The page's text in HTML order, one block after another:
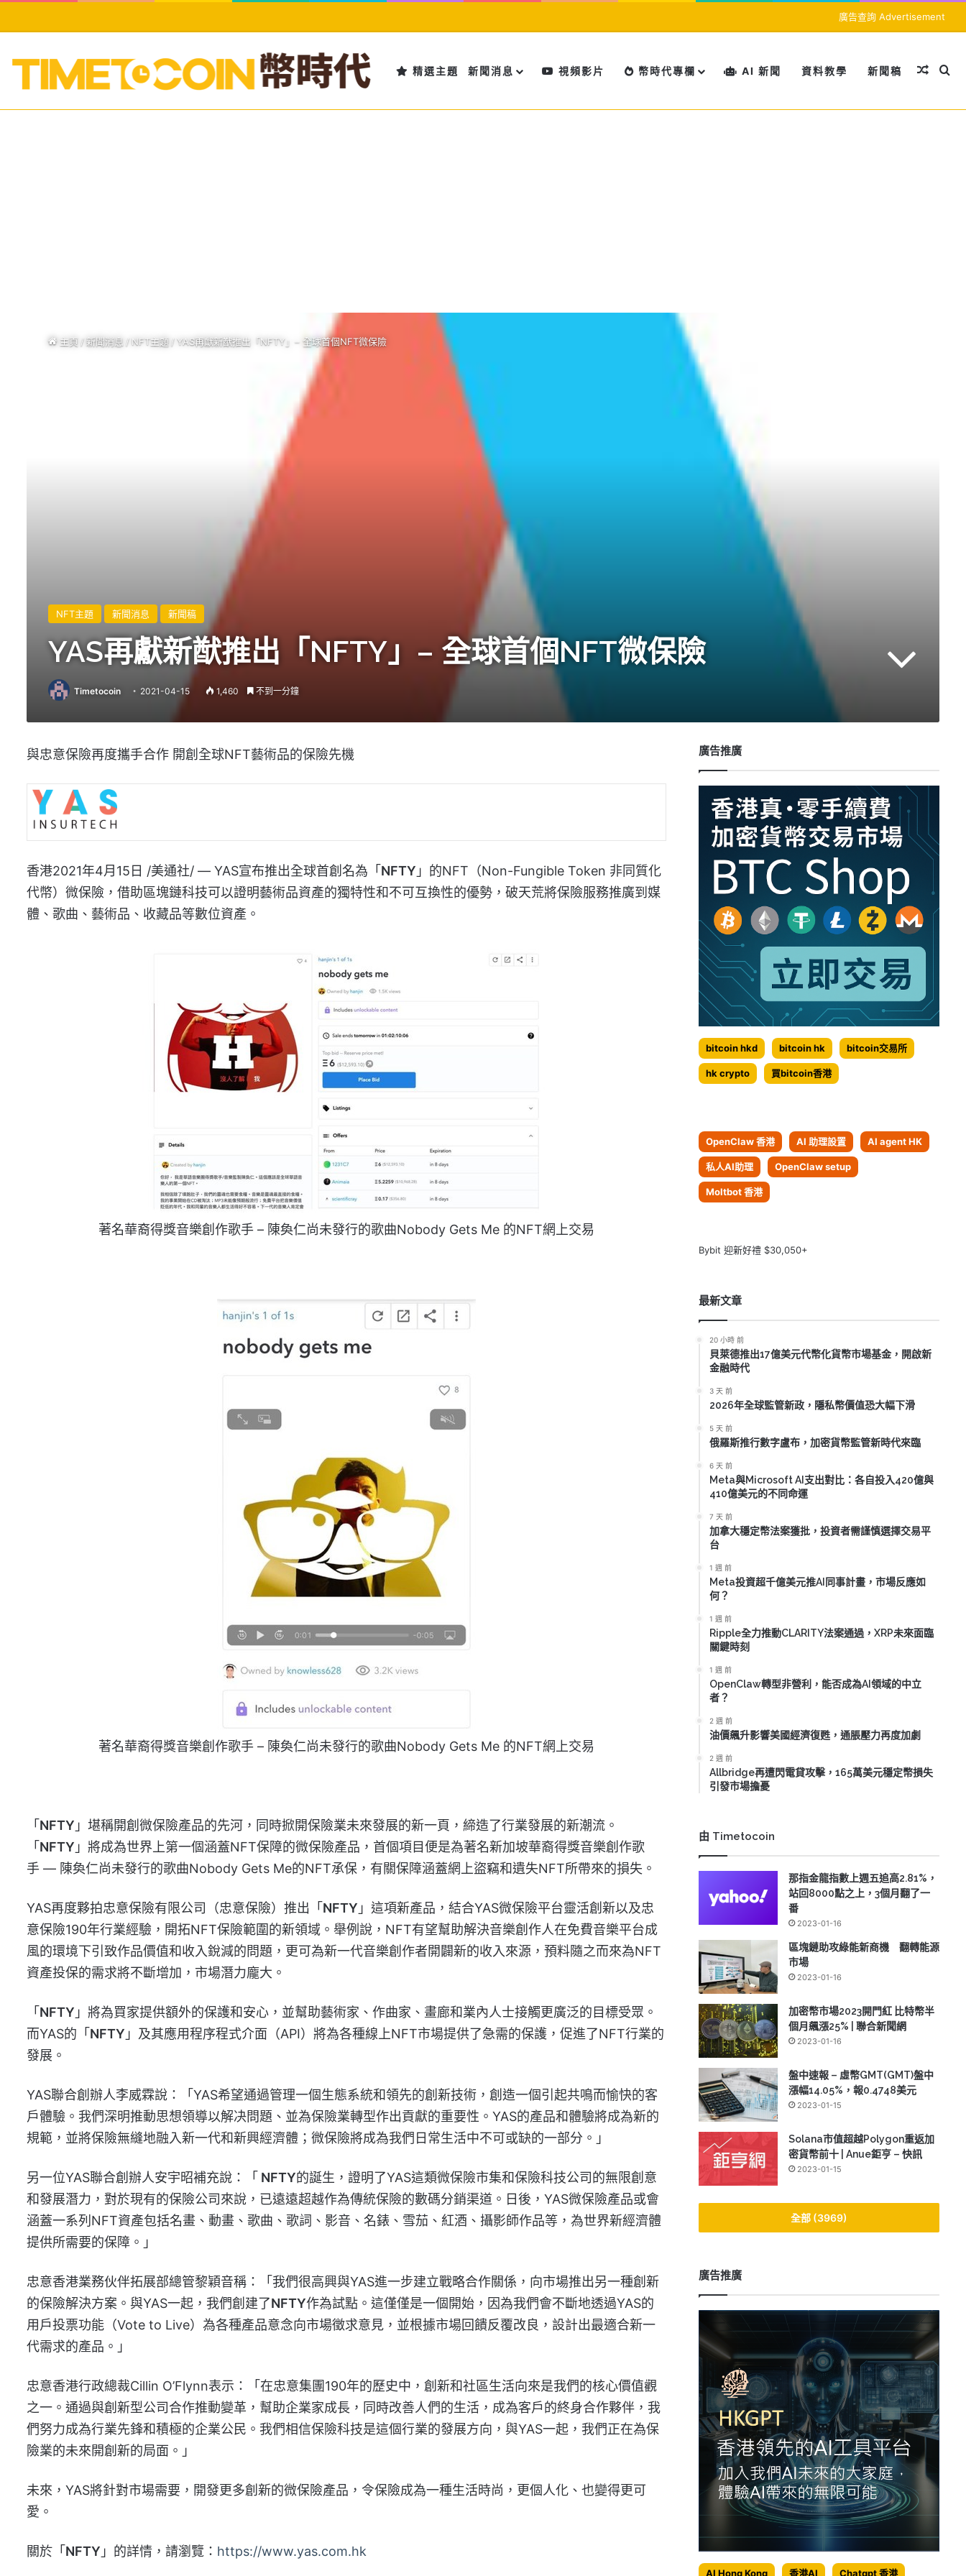
廣告查詢 Advertisement
精選主題 新聞消息 視頻影片 幣時代專欄 AI 新聞 資料教學 新聞稿 隨機文
搜
主頁 /新聞消息 /NFT主題 /YAS再獻新猷推出「NFTY」– 全球首個NFT微保險
NFT主題 新聞消息 新聞稿
YAS再獻新猷推出「NFTY」– 全球首個NFT微保險
Timetocoin 2021-04-15 1,460 不到一分鐘
與忠意保險再度攜手合作 開創全球NFT藝術品的保險先機
香港2021年4月15日 /美通社/ — YAS宣布推出全球首創名為「 NFTY 」的NFT（Non-Fungible Token 非同質化
代幣）微保險，借助區塊鏈科技可以證明藝術品資產的獨特性和不可互換性的優勢，破天荒將保險服務推廣到媒
體、歌曲、藝術品、收藏品等數位資產。
著名華裔得獎音樂創作歌手 – 陳奐仁尚未發行的歌曲Nobody Gets Me 的NFT網上交易
著名華裔得獎音樂創作歌手 – 陳奐仁尚未發行的歌曲Nobody Gets Me 的NFT網上交易
「 NFTY 」堪稱開創微保險產品的先河，同時掀開保險業未來發展的新一頁，締造了行業發展的新潮流。
「 NFTY 」將成為世界上第一個涵蓋NFT保障的微保險產品，首個項目便是為著名新加坡華裔得獎音樂創作歌
手 — 陳奐仁尚未發行的歌曲Nobody Gets Me的NFT承保，有關保障涵蓋網上盜竊和遺失NFT所帶來的損失。
YAS再度夥拍忠意保險有限公司（忠意保險）推出「 NFTY 」這項新產品，結合YAS微保險平台靈活創新以及忠
意保險190年行業經驗，開拓NFT保險範圍的新領域。舉例說，NFT有望幫助解決音樂創作人在免費音樂平台成
風的環境下引致作品價值和收入銳減的問題，更可為新一代音樂創作者開闢新的收入來源，預料隨之而來為NFT
資產投保的需求將不斷增加，市場潛力龐大。
「 NFTY 」將為買家提供額外的保護和安心，並幫助藝術家、作曲家、畫廊和業內人士接觸更廣泛的目標受眾。
而YAS的「 NFTY 」及其應用程序程式介面（API）將為各種線上NFT市場提供了急需的保護，促進了NFT行業的
發展。
YAS聯合創辦人李威霖說：「YAS希望通過管理一個生態系統和領先的創新技術，創造一個引起共鳴而愉快的客
戶體驗。我們深明推動思想領導以解决問題、並為保險業轉型作出貢獻的重要性。YAS的產品和體驗將成為新的
規範，並將保險無縫地融入新一代和新興經濟體；微保險將成為我們日常生活中不可或缺的一部分。」
另一位YAS聯合創辦人安宇昭補充說：「 NFTY的誕生，證明了YAS這類微保險市集和保險科技公司的無限創意
和發展潛力，對於現有的保險公司來說，已遠遠超越作為傳統保險的數碼分銷渠道。日後，YAS微保險產品或會
涵蓋一系列NFT資產包括名畫、動畫、歌曲、歌詞、影音、名錶、雪茄、紅酒、攝影師作品等，為世界新經濟體
提供所需要的保障。」
忠意香港業務伙伴拓展部總管黎穎音稱：「我們很高興與YAS進一步建立戰略合作關係，向市場推出另一種創新
的保險解決方案。與YAS一起，我們創建了NFTY作為試點。這僅僅是一個開始，因為我們會不斷地透過YAS的
用戶投票功能（Vote to Live） 為各種產品意念向市場徵求意見，並根據市場回饋反覆改良，設計出最適合新一
代需求的產品。」
忠意香港行政總裁Cillin O’Flynn表示：「在忠意集團190年的歷史中，創新和社區生活向來是我們的核心價值觀
之一。通過與創新型公司合作推動變革，幫助企業家成長，同時改善人們的生活，成為客戶的終身合作夥伴，我
們努力成為行業先鋒和積極的企業公民。我們相信保險科技是這個行業的發展方向，與YAS一起，我們正在為保
險業的未來開創新的局面。」
未來，YAS將針對市場需要，開發更多創新的微保險產品，令保險成為一種生活時尚，更個人化、也變得更可
愛 。
關於「 NFTY 」的詳情，請瀏覽： https://www.yas.com.hk
廣告推廣
bitcoin hkd bitcoin hk bitcoin交易所
hk crypto 買bitcoin香港
OpenClaw 香港 AI 助理設置 AI agent HK
私人AI助理 OpenClaw setup
Moltbot 香港
Bybit 迎新好禮 $30,050+
最新文章
20 小時 前
貝萊德推出17億美元代幣化貨幣市場基金，開啟新
金融時代
3 天 前
2026年全球監管新政，隱私幣價值恐大幅下滑
5 天 前
俄羅斯推行數字盧布，加密貨幣監管新時代來臨
6 天 前
Meta與Microsoft AI支出對比：各自投入420億與
410億美元的不同命運
7 天 前
加拿大穩定幣法案獲批，投資者需謹慎選擇交易平
台
1 週 前
Meta投資超千億美元推AI同事計畫，市場反應如
何？
1 週 前
Ripple全力推動CLARITY法案通過，XRP未來面臨
關鍵時刻
1 週 前
OpenClaw轉型非營利，能否成為AI領域的中立
者？
2 週 前
油價飆升影響美國經濟復甦，通脹壓力再度加劇
2 週 前
Allbridge再遭閃電貸攻擊，165萬美元穩定幣損失
引發市場擔憂
由 Timetocoin
那指金龍指數上週五追高2.81%，
站回8000點之上，3個月翻了一
番
2023-01-16
區塊鏈助攻綠能新商機 翻轉能源
市場
2023-01-16
加密幣市場2023開門紅 比特幣半
個月飆漲25% | 聯合新聞網
2023-01-16
盤中速報 – 虛幣GMT(GMT)盤中
漲幅14.05%，報0.4748美元
2023-01-15
Solana市值超越Polygon重返加
密貨幣前十 | Anue鉅亨 – 快訊
2023-01-15
全部 (3969)
廣告推廣
AI Hong Kong 香港AI Chatgpt 香港